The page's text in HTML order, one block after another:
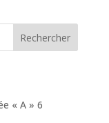
Rechercher
« A » 6